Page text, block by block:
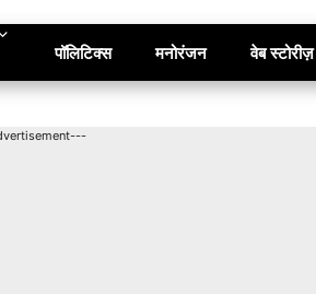
पॉलिटिक्स मनोरंजन वेब स्टोरीज़